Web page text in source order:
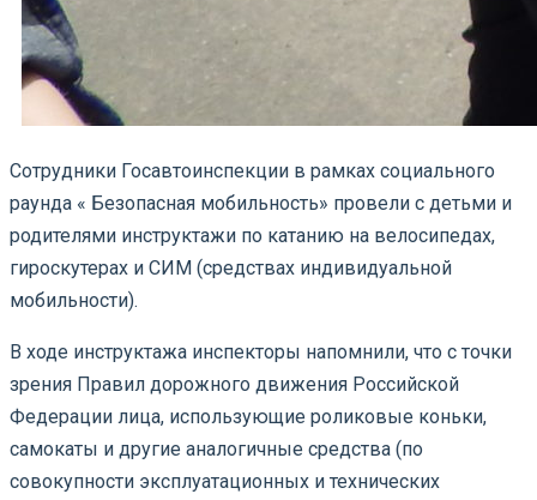
Сотрудники Госавтоинспекции в рамках социального
раунда « Безопасная мобильность» провели с детьми и
родителями инструктажи по катанию на велосипедах,
гироскутерах и СИМ (средствах индивидуальной
мобильности).
В ходе инструктажа инспекторы напомнили, что с точки
зрения Правил дорожного движения Российской
Федерации лица, использующие роликовые коньки,
самокаты и другие аналогичные средства (по
совокупности эксплуатационных и технических